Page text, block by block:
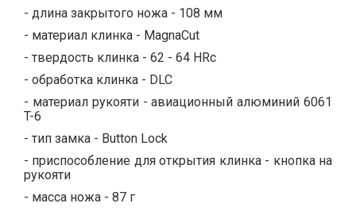
- длина закрытого ножа - 108 мм
- материал клинка - MagnaCut
- твердость клинка - 62 - 64 HRc
- обработка клинка - DLC
- материал рукояти - авиационный алюминий 6061
T-6
- тип замка - Button Lock
- приспособление для открытия клинка - кнопка на
рукояти
- масса ножа - 87 г